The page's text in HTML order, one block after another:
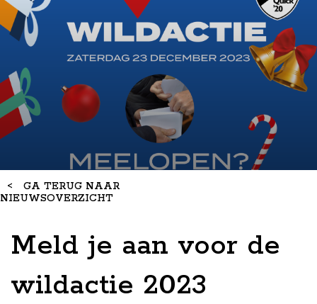
< GA TERUG NAAR
NIEUWSOVERZICHT
Meld je aan voor de
wildactie 2023